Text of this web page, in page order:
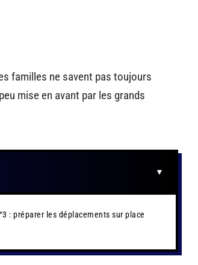
familles ne savent pas toujours
mise en avant par les grands
: préparer les déplacements sur place